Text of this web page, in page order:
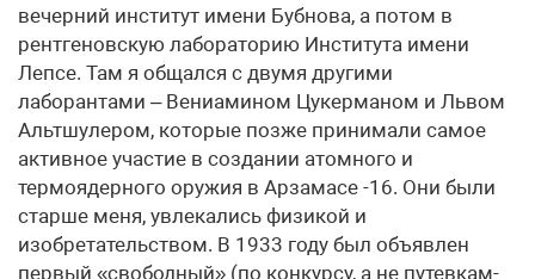
вечерний институт имени Бубнова, а потом в
рентгеновскую лабораторию Института имени
Лепсе. Там я общался с двумя другими
лаборантами – Вениамином Цукерманом и Львом
Альтшулером, которые позже принимали самое
активное участие в создании атомного и
термоядерного оружия в Арзамасе -16. Они были
старше меня, увлекались физикой и
изобретательством. В 1933 году был объявлен
первый «свободный» (по конкурсу, а не путевкам-